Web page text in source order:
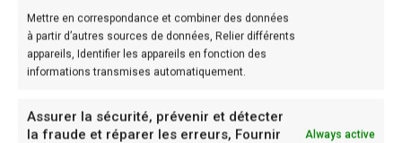
Mettre en correspondance et combiner des données
à partir d’autres sources de données, Relier différents
appareils, Identifier les appareils en fonction des
informations transmises automatiquement.
Assurer la sécurité, prévenir et détecter
la fraude et réparer les erreurs, Fournir
Always active
Difficulté: Très facile
Préparation: 10 min
Cuisson: 20 min
Donc, pour la recette, il vous faut :